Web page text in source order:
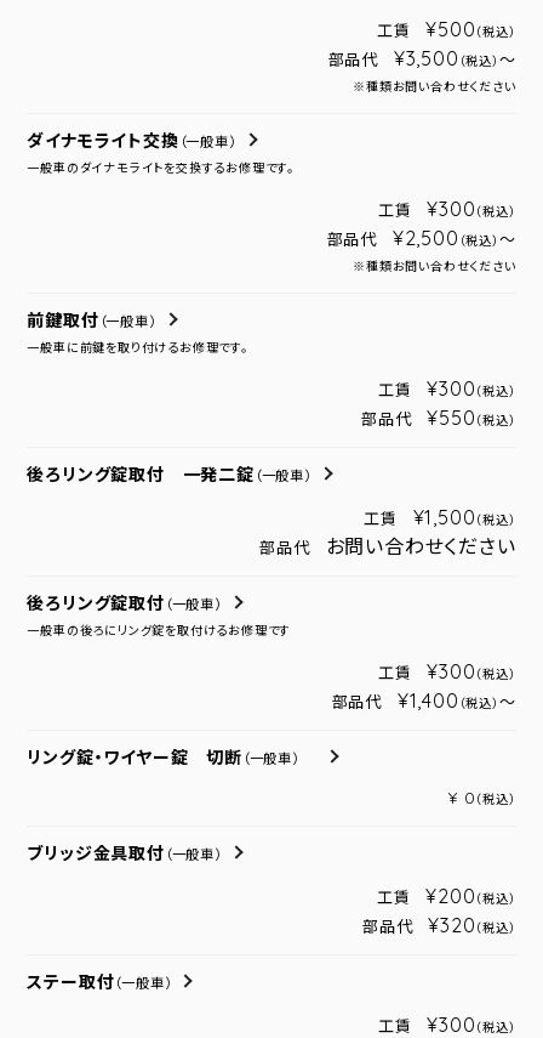
工賃 ¥500 （税込）
部品代 ¥3,500 （税込） ～
※種類お問い合わせください
ダイナモライト交換 （一般車）
一般車のダイナモライトを交換するお修理です。
工賃 ¥300 （税込）
部品代 ¥2,500 （税込） ～
※種類お問い合わせください
前鍵取付 （一般車）
一般車に前鍵を取り付けるお修理です。
工賃 ¥300 （税込）
部品代 ¥550 （税込）
後ろリング錠取付 一発二錠 （一般車）
工賃 ¥1,500 （税込）
部品代 お問い合わせください
後ろリング錠取付 （一般車）
一般車の後ろにリング錠を取付けるお修理です
工賃 ¥300 （税込）
部品代 ¥1,400 （税込） ～
リング錠・ワイヤー錠 切断 （一般車）
¥ 0 （税込）
ブリッジ金具取付 （一般車）
工賃 ¥200 （税込）
部品代 ¥320 （税込）
ステー取付 （一般車）
工賃 ¥300 （税込）